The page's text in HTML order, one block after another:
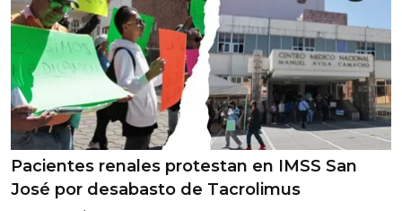
Pacientes renales protestan en IMSS San
José por desabasto de Tacrolimus